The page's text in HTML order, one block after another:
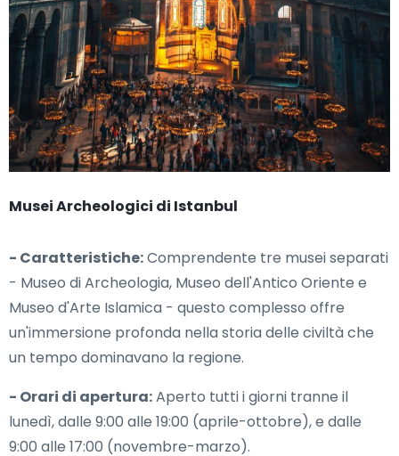
Musei Archeologici di Istanbul
- Caratteristiche:Comprendente tre musei separati
- Museo di Archeologia, Museo dell'Antico Oriente e
Museo d'Arte Islamica - questo complesso offre
un'immersione profonda nella storia delle civiltà che
un tempo dominavano la regione.
- Orari di apertura:Aperto tutti i giorni tranne il
lunedì, dalle 9:00 alle 19:00 (aprile-ottobre), e dalle
9:00 alle 17:00 (novembre-marzo).